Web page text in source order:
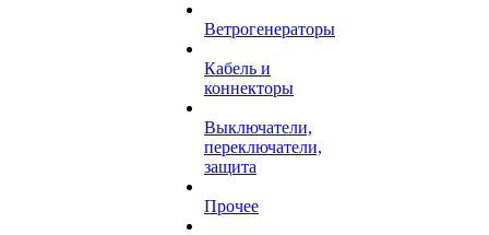
Ветрогенераторы
Кабель и
коннекторы
Выключатели,
переключатели,
защита
Прочее